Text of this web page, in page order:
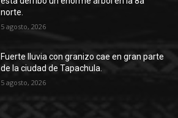
norte.
5 agosto, 2026
Fuerte lluvia con granizo cae en gran parte
de la ciudad de Tapachula.
5 agosto, 2026